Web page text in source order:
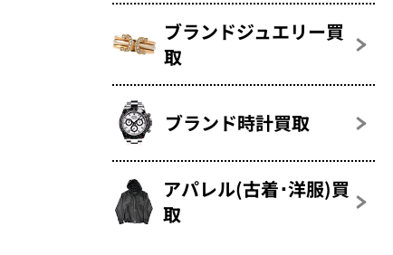
ブランドジュエリー買
取
ブランド時計買取
アパレル(古着･洋服)買
取